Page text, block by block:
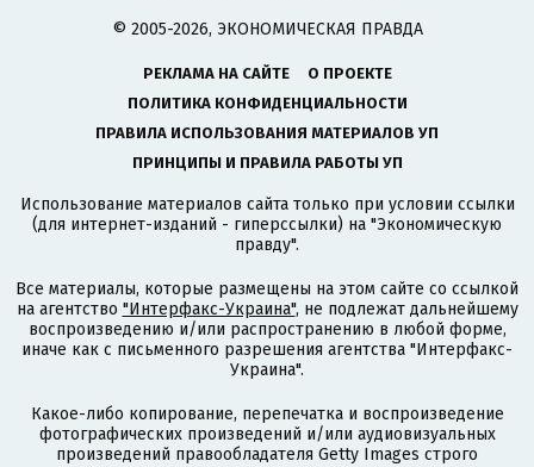
© 2005-2026, ЭКОНОМИЧЕСКАЯ ПРАВДА
РЕКЛАМА НА САЙТЕ
О ПРОЕКТЕ
ПОЛИТИКА КОНФИДЕНЦИАЛЬНОСТИ
ПРАВИЛА ИСПОЛЬЗОВАНИЯ МАТЕРИАЛОВ УП
ПРИНЦИПЫ И ПРАВИЛА РАБОТЫ УП
Использование материалов сайта только при условии ссылки
(для интернет-изданий - гиперссылки) на "Экономическую
правду".
Все материалы, которые размещены на этом сайте со ссылкой
на агентство "Интерфакс-Украина", не подлежат дальнейшему
воспроизведению и/или распространению в любой форме,
иначе как с письменного разрешения агентства "Интерфакс-
Украина".
Какое-либо копирование, перепечатка и воспроизведение
фотографических произведений и/или аудиовизуальных
произведений правообладателя Getty Images строго